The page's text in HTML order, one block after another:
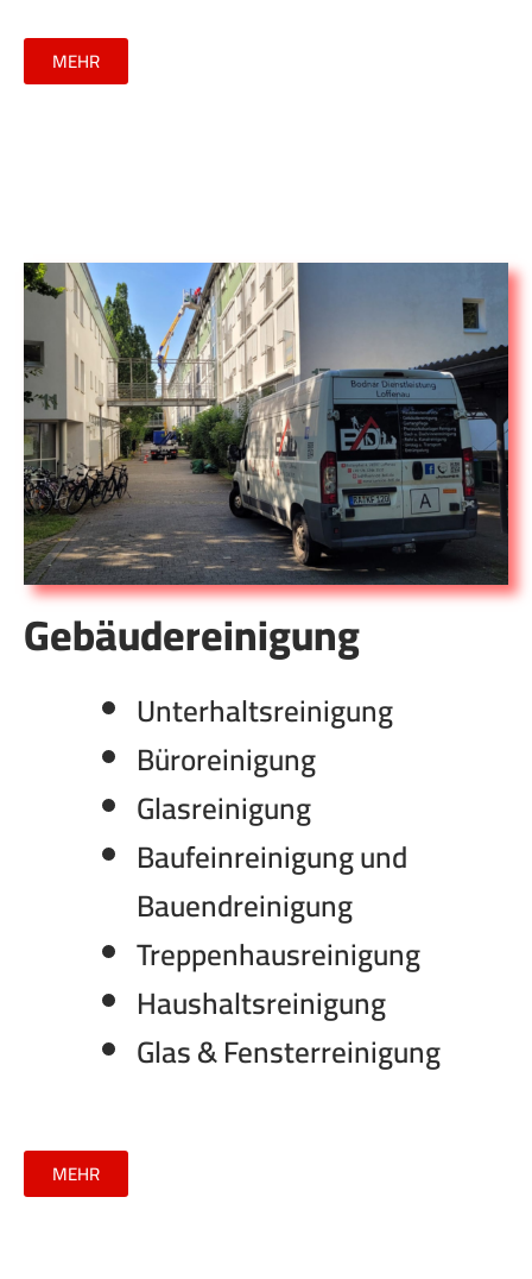
MEHR
Gebäudereinigung
Unterhaltsreinigung
Büroreinigung
Glasreinigung
Baufeinreinigung und
Bauendreinigung
Treppenhausreinigung
Haushaltsreinigung
Glas & Fensterreinigung
MEHR